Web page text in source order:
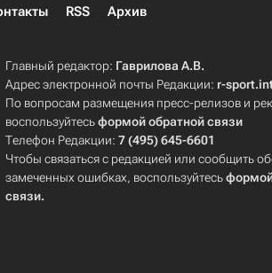
RSS Архив
Главный редактор: Гаврилова А.В.
Адрес электронной почты Редакции: r-
По вопросам размещения пресс-релизов и
воспользуйтесьформой обратной связи
Телефон Редакции:7 (495) 645-6601
Чтобы связаться с редакцией или сообщить
замеченных ошибках, воспользуйтесь
связи.